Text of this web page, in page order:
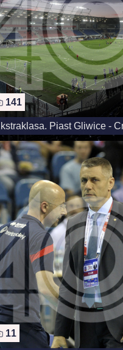
141
Piast Gliwice -
11